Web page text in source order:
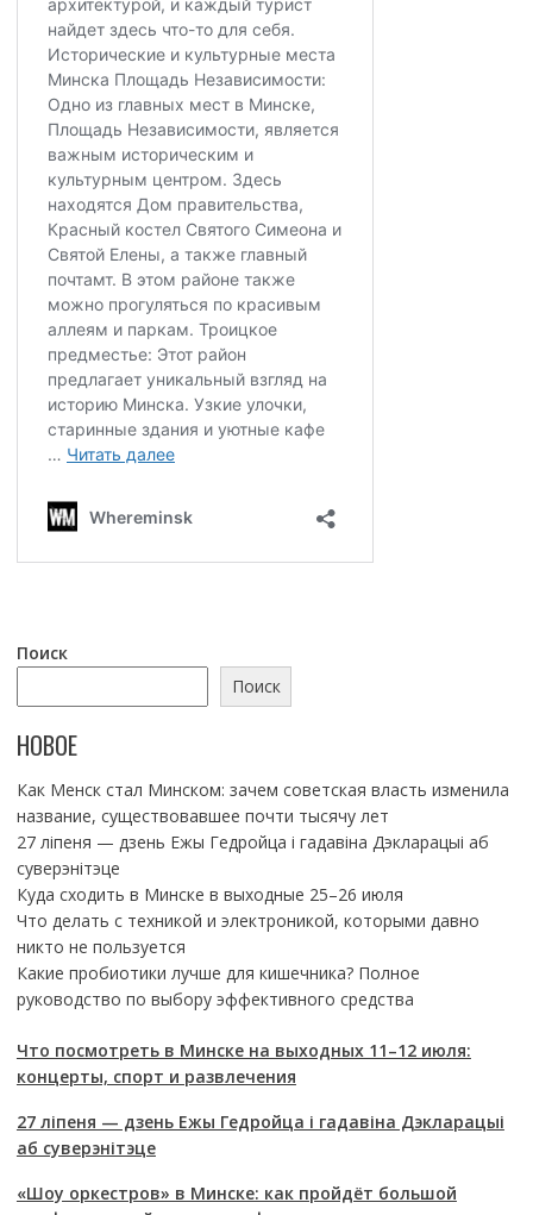
Поиск
Поиск
НОВОЕ
Как Менск стал Минском: зачем советская власть изменила
название, существовавшее почти тысячу лет
27 ліпеня — дзень Ежы Гедройца і гадавіна Дэкларацыі аб
суверэнітэце
Куда сходить в Минске в выходные 25–26 июля
Что делать с техникой и электроникой, которыми давно
никто не пользуется
Какие пробиотики лучше для кишечника? Полное
руководство по выбору эффективного средства
Что посмотреть в Минске на выходных 11–12 июля:
концерты, спорт и развлечения
27 ліпеня — дзень Ежы Гедройца і гадавіна Дэкларацыі
аб суверэнітэце
«Шоу оркестров» в Минске: как пройдёт большой